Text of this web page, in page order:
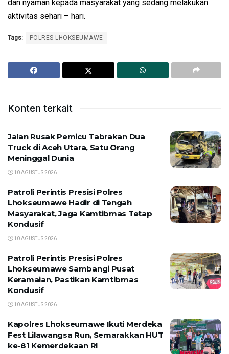
dan nyaman kepada masyarakat yang sedang melakukan
aktivitas sehari – hari.
Tags: POLRES LHOKSEUMAWE
Konten terkait
Jalan Rusak Pemicu Tabrakan Dua
Truck di Aceh Utara, Satu Orang
Meninggal Dunia
10 AGUSTUS 2026
Patroli Perintis Presisi Polres
Lhokseumawe Hadir di Tengah
Masyarakat, Jaga Kamtibmas Tetap
Kondusif
10 AGUSTUS 2026
Patroli Perintis Presisi Polres
Lhokseumawe Sambangi Pusat
Keramaian, Pastikan Kamtibmas
Kondusif
10 AGUSTUS 2026
Kapolres Lhokseumawe Ikuti Merdeka
Fest Lilawangsa Run, Semarakkan HUT
ke-81 Kemerdekaan RI